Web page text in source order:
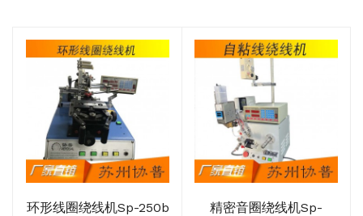
环形线圈绕线机sp-250b
精密音圈绕线机sp-